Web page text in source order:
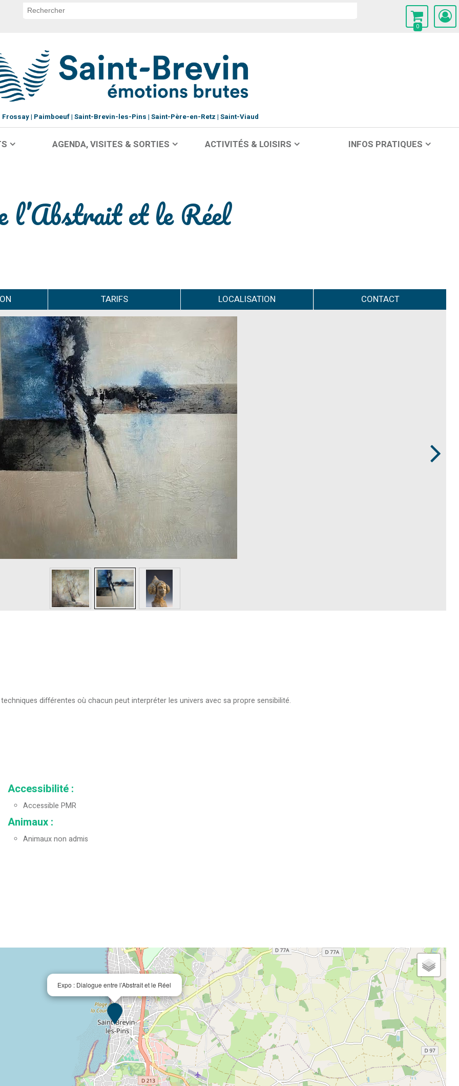
0
Frossay Paimboeuf Saint-Brevin-les-Pins Saint-Père-en-Retz Saint-Viaud
AGENDA, VISITES & SORTIES ACTIVITÉS & LOISIRS INFOS PRATIQUES
l’Abstrait et le Réel
TARIFS LOCALISATION CONTACT
différentes où chacun peut interpréter les univers avec sa propre sensibilité.
Accessibilité :
Accessible PMR
Animaux :
Animaux non admis
Expo : Dialogue entre l’Abstrait et le Réel